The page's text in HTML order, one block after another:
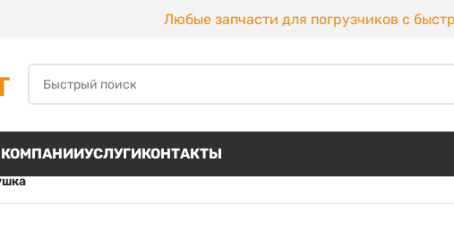
Любые запчасти для погрузчиков с
КОМПАНИИУСЛУГИКОНТАКТЫ